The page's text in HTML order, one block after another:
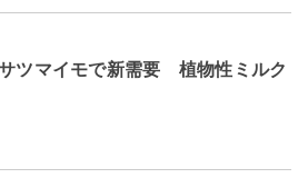
ツマイモで新需要 植物性ミルク